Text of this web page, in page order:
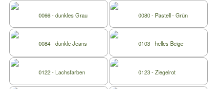
0066 - dunkles Grau 0080 - Pastell - Grün
0084 - dunkle Jeans 0103 - helles Beige
0122 - Lachsfarben 0123 - Ziegelrot